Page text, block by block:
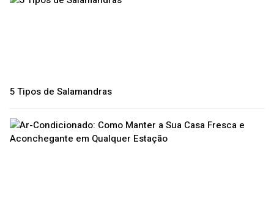
5 Tipos de Salamandras